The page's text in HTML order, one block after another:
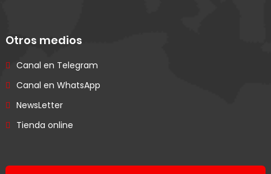
Otros medios
Canal en Telegram
Canal en WhatsApp
NewsLetter
Tienda online